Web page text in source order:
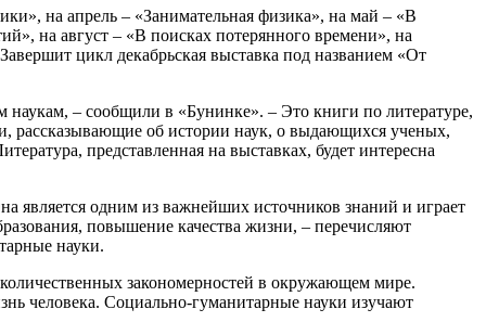
на апрель – «Занимательная физика», на май – «В
на август – «В поисках потерянного времени», на
цикл декабрьская выставка под названием «От
наукам, – сообщили в «Бунинке». – Это книги по литературе,
рассказывающие об истории наук, о выдающихся ученых,
представленная на выставках, будет интересна
является одним из важнейших источников знаний и играет
повышение качества жизни, – перечисляют
науки.
закономерностей в окружающем мире.
человека. Социально-гуманитарные науки изучают